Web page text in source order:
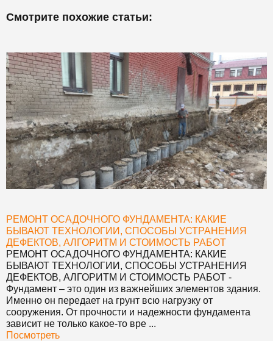
Смотрите похожие статьи:
РЕМОНТ ОСАДОЧНОГО ФУНДАМЕНТА: КАКИЕ
БЫВАЮТ ТЕХНОЛОГИИ, СПОСОБЫ УСТРАНЕНИЯ
ДЕФЕКТОВ, АЛГОРИТМ И СТОИМОСТЬ РАБОТ
РЕМОНТ ОСАДОЧНОГО ФУНДАМЕНТА: КАКИЕ
БЫВАЮТ ТЕХНОЛОГИИ, СПОСОБЫ УСТРАНЕНИЯ
ДЕФЕКТОВ, АЛГОРИТМ И СТОИМОСТЬ РАБОТ -
Фундамент – это один из важнейших элементов здания.
Именно он передает на грунт всю нагрузку от
сооружения. От прочности и надежности фундамента
зависит не только какое-то вре ...
Посмотреть